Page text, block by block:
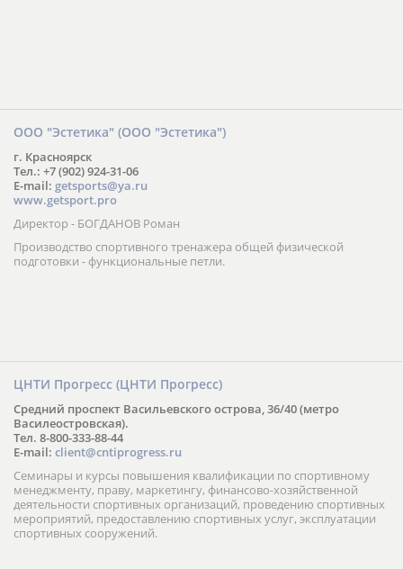
ООО "Эстетика" (ООО "Эстетика")
г. Красноярск
Тел.: +7 (902) 924-31-06
E-mail: getsports@ya.ru
www.getsport.pro
Директор - БОГДАНОВ Роман
Производство спортивного тренажера общей физической
подготовки - функциональные петли.
ЦНТИ Прогресс (ЦНТИ Прогресс)
Средний проспект Васильевского острова, 36/40 (метро
Василеостровская).
Тел. 8-800-333-88-44
E-mail: client@cntiprogress.ru
Семинары и курсы повышения квалификации по спортивному
менеджменту, праву, маркетингу, финансово-хозяйственной
деятельности спортивных организаций, проведению спортивных
мероприятий, предоставлению спортивных услуг, эксплуатации
спортивных сооружений.